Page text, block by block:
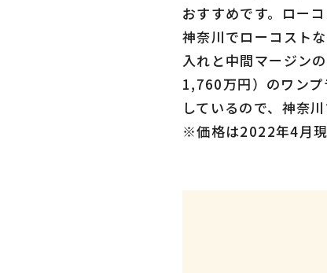
おすすめです。ロー
神奈川でローコスト
入れと中間マージン
1,760万円）のワンプ
しているので、神奈
※価格は2022年4月現